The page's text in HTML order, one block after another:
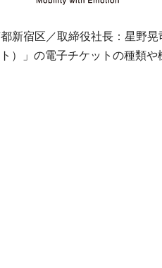
新宿区／取締役社長：星野
）」の電子チケットの種類や